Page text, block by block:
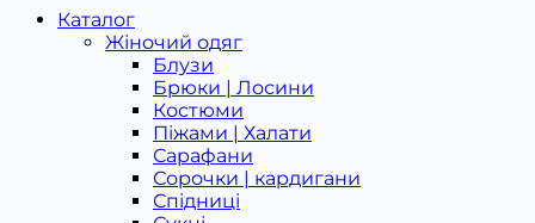
Каталог
Жіночий одяг
Блузи
Брюки | Лосини
Костюми
Піжами | Халати
Сарафани
Сорочки | кардигани
Спідниці